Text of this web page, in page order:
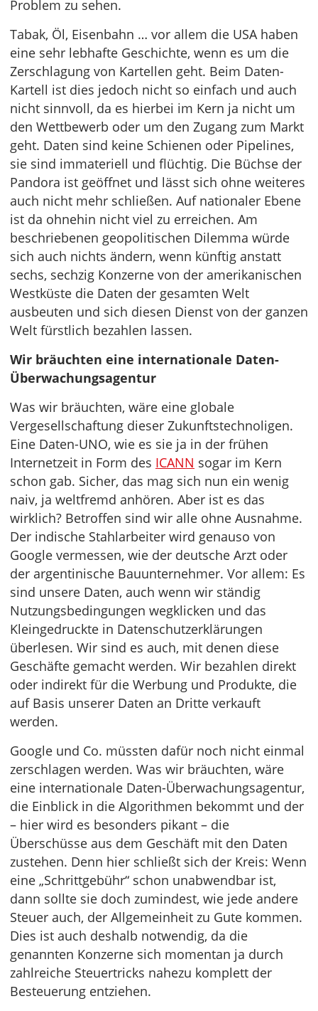
Problem zu sehen.
Tabak, Öl, Eisenbahn … vor allem die USA haben
eine sehr lebhafte Geschichte, wenn es um die
Zerschlagung von Kartellen geht. Beim Daten-
Kartell ist dies jedoch nicht so einfach und auch
nicht sinnvoll, da es hierbei im Kern ja nicht um
den Wettbewerb oder um den Zugang zum Markt
geht. Daten sind keine Schienen oder Pipelines,
sie sind immateriell und flüchtig. Die Büchse der
Pandora ist geöffnet und lässt sich ohne weiteres
auch nicht mehr schließen. Auf nationaler Ebene
ist da ohnehin nicht viel zu erreichen. Am
beschriebenen geopolitischen Dilemma würde
sich auch nichts ändern, wenn künftig anstatt
sechs, sechzig Konzerne von der amerikanischen
Westküste die Daten der gesamten Welt
ausbeuten und sich diesen Dienst von der ganzen
Welt fürstlich bezahlen lassen.
Wir bräuchten eine internationale Daten-
Überwachungsagentur
Was wir bräuchten, wäre eine globale
Vergesellschaftung dieser Zukunftstechnoligen.
Eine Daten-UNO, wie es sie ja in der frühen
Internetzeit in Form des ICANN sogar im Kern
schon gab. Sicher, das mag sich nun ein wenig
naiv, ja weltfremd anhören. Aber ist es das
wirklich? Betroffen sind wir alle ohne Ausnahme.
Der indische Stahlarbeiter wird genauso von
Google vermessen, wie der deutsche Arzt oder
der argentinische Bauunternehmer. Vor allem: Es
sind unsere Daten, auch wenn wir ständig
Nutzungsbedingungen wegklicken und das
Kleingedruckte in Datenschutzerklärungen
überlesen. Wir sind es auch, mit denen diese
Geschäfte gemacht werden. Wir bezahlen direkt
oder indirekt für die Werbung und Produkte, die
auf Basis unserer Daten an Dritte verkauft
werden.
Google und Co. müssten dafür noch nicht einmal
zerschlagen werden. Was wir bräuchten, wäre
eine internationale Daten-Überwachungsagentur,
die Einblick in die Algorithmen bekommt und der
– hier wird es besonders pikant – die
Überschüsse aus dem Geschäft mit den Daten
zustehen. Denn hier schließt sich der Kreis: Wenn
eine „Schrittgebühr“ schon unabwendbar ist,
dann sollte sie doch zumindest, wie jede andere
Steuer auch, der Allgemeinheit zu Gute kommen.
Dies ist auch deshalb notwendig, da die
genannten Konzerne sich momentan ja durch
zahlreiche Steuertricks nahezu komplett der
Besteuerung entziehen.